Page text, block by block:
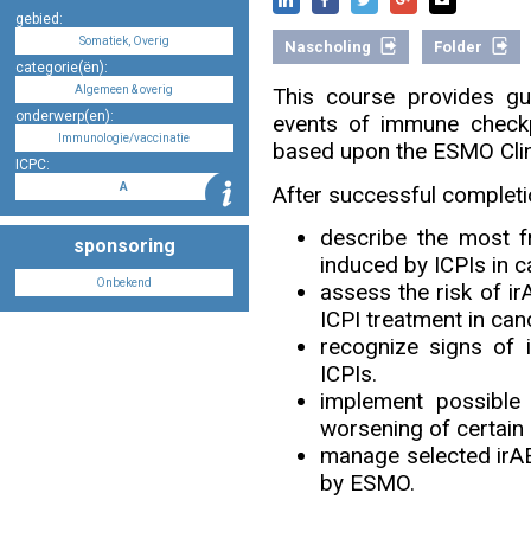
Registreren
Inloggen
gebied:
Somatiek, Overig
categorie(ën):
Algemeen & overig
onderwerp(en):
Immunologie/vaccinatie
ICPC:
A
sponsoring
Onbekend
Nascholing Folder
This course provides
events of immune
based upon the ESMO
After successful
describe the most
induced by ICPIs in
assess the risk of
ICPI treatment in
recognize signs of
ICPIs.
implement
worsening of certain
manage selected
by ESMO.